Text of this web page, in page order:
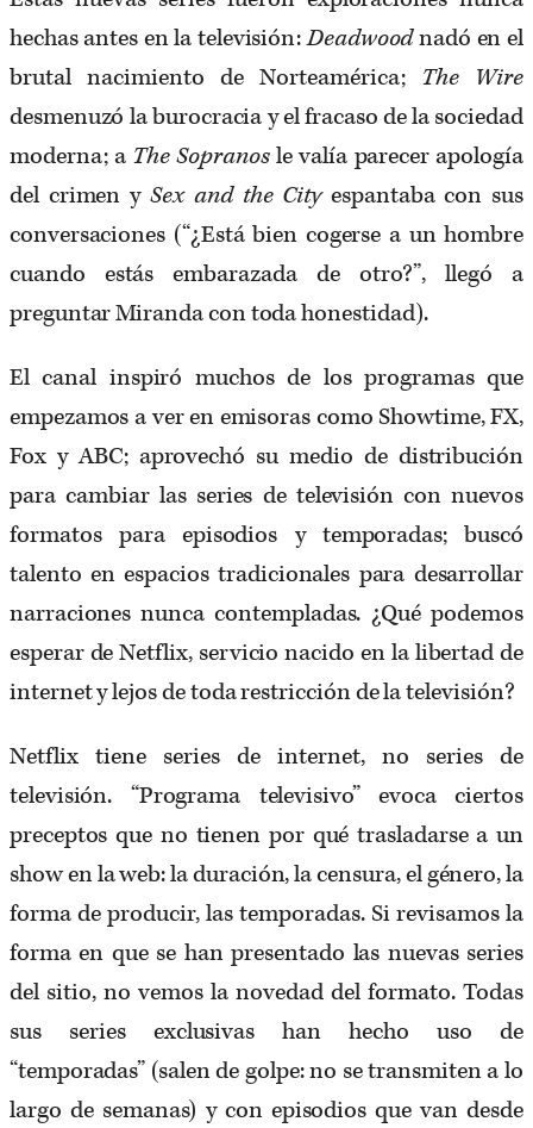
hechas antes en la televisión:Deadwoodnadó en el
brutal nacimiento de Norteamérica; The Wire
desmenuzó la burocracia y el fracaso de la sociedad
moderna; a The Sopranosle valía parecer apología
del crimen ySex and the Cityespantaba con sus
conversaciones (“¿Está bien cogerse a un hombre
cuando estás embarazada de otro?”, llegó a
preguntar Miranda con toda honestidad).
El canal inspiró muchos de los programas que
empezamos a ver en emisoras como Showtime, FX,
Fox y ABC; aprovechó su medio de distribución
para cambiar las series de televisión con nuevos
formatos para episodios y temporadas; buscó
talento en espacios tradicionales para desarrollar
narraciones nunca contempladas. ¿Qué podemos
esperar de Netflix, servicio nacido en la libertad de
internet y lejos de toda restricción de la televisión?
Netflix tiene series de internet, no series de
televisión. “Programa televisivo” evoca ciertos
preceptos que no tienen por qué trasladarse a un
show en la web: la duración, la censura, el género, la
forma de producir, las temporadas. Si revisamos la
forma en que se han presentado las nuevas series
del sitio, no vemos la novedad del formato. Todas
sus series exclusivas han hecho uso de
“temporadas” (salen de golpe: no se transmiten a lo
largo de semanas) y con episodios que van desde